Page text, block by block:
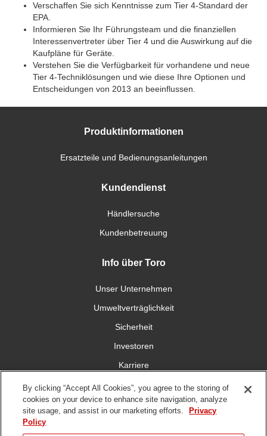
Verschaffen Sie sich Kenntnisse zum Tier 4-Standard der
EPA.
Informieren Sie Ihr Führungsteam und die finanziellen
Interessenvertreter über Tier 4 und die Auswirkung auf die
Kaufpläne für Geräte.
Verstehen Sie die Verfügbarkeit für vorhandene und neue
Tier 4-Techniklösungen und wie diese Ihre Optionen und
Entscheidungen von 2013 an beeinflussen.
Produktinformationen
Ersatzteile und Bedienungsanleitungen
Kundendienst
Händlersuche
Kundenbetreuung
Info über Toro
Unser Unternehmen
Umweltverträglichkeit
Sicherheit
Investoren
Karriere
Verbinden Sie sich mit uns
By clicking “Accept All Cookies”, you agree to the storing of
cookies on your device to enhance site navigation, analyze
site usage, and assist in our marketing efforts.
Privacy
Policy